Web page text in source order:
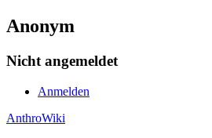
Anonym
Nicht angemeldet
Anmelden
AnthroWiki